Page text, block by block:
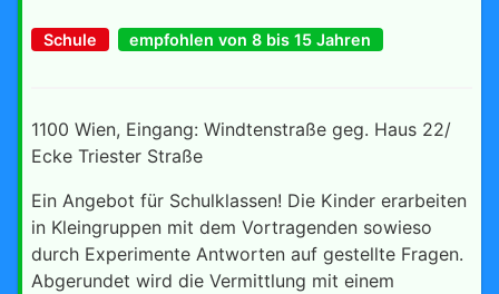
Schule empfohlen von 8 bis 15 Jahren
1100 Wien, Eingang: Windtenstraße geg. Haus 22/
Ecke Triester Straße
Ein Angebot für Schulklassen! Die Kinder erarbeiten
in Kleingruppen mit dem Vortragenden sowieso
durch Experimente Antworten auf gestellte Fragen.
Abgerundet wird die Vermittlung mit einem